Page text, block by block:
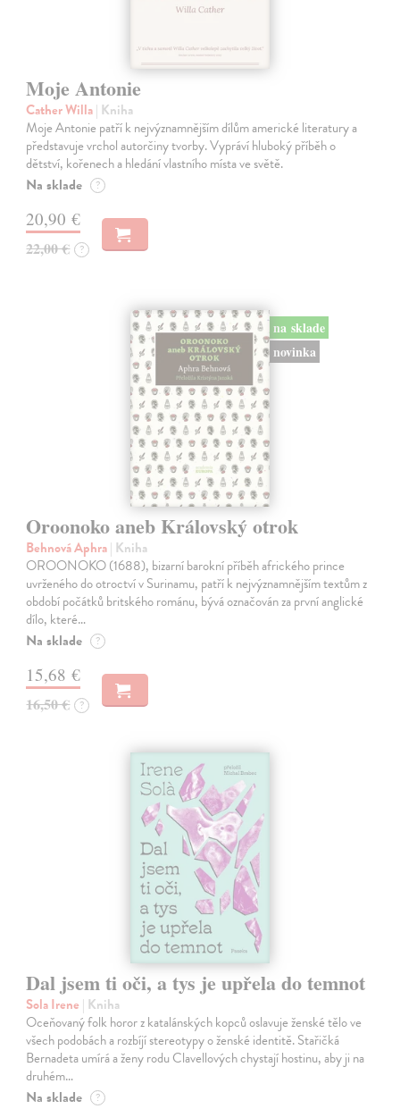
Moje Antonie
Cather Willa| Kniha
Moje Antonie patří k nejvýznamnějším dílům americké literatury a
představuje vrchol autorčiny tvorby. Vypráví hluboký příběh o
dětství, kořenech a hledání vlastního místa ve světě.
Na sklade ?
20,90 €
22,00 € ?
na sklade
novinka
Oroonoko aneb Královský otrok
Behnová Aphra| Kniha
OROONOKO (1688), bizarní barokní příběh afrického prince
uvrženého do otroctví v Surinamu, patří k nejvýznamnějším textům z
období počátků britského románu, bývá označován za první anglické
dílo, které…
Na sklade ?
15,68 €
16,50 € ?
Dal jsem ti oči, a tys je upřela do temnot
Sola Irene | Kniha
Oceňovaný folk horor z katalánských kopců oslavuje ženské tělo ve
všech podobách a rozbíjí stereotypy o ženské identitě. Stařičká
Bernadeta umírá a ženy rodu Clavellových chystají hostinu, aby ji na
druhém…
Na sklade ?